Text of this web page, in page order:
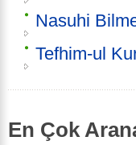
Nasuhi
Tefhim-ul
En Çok